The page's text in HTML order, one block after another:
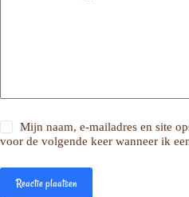
Mijn naam, e-mailadres en site
voor de volgende keer wanneer ik
Reactie plaatsen